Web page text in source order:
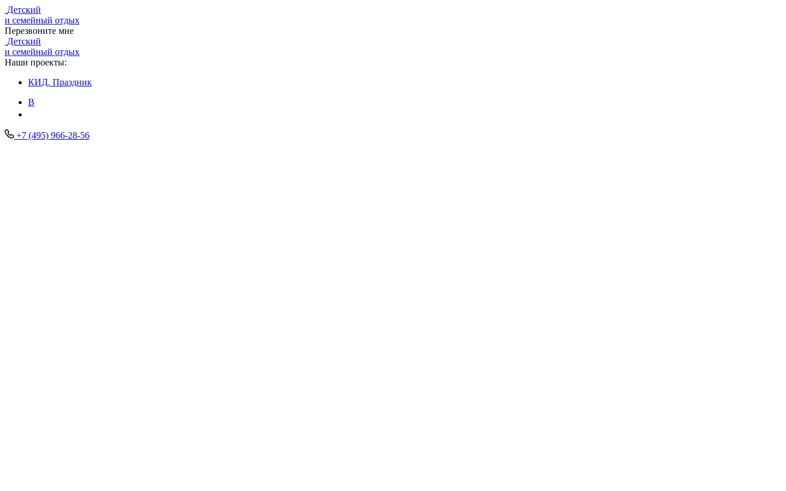
Детский
и семейный отдых
Перезвоните мне
Детский
и семейный отдых
Наши проекты:
КИД. Праздник
В
+7 (495) 966-28-56